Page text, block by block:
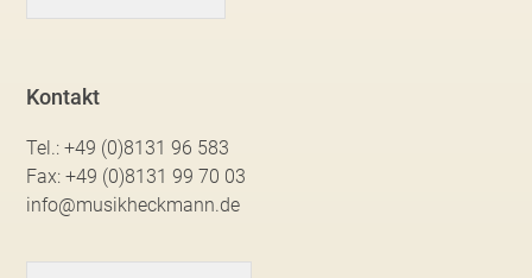
Kontakt
Tel.:+49 (0)8131 96 583
Fax:+49 (0)8131 99 70 03
info@musikheckmann.de